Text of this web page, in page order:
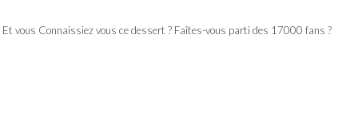
Et vous Connaissiez vous ce dessert ? Faîtes-vous parti des 17000 fans ?